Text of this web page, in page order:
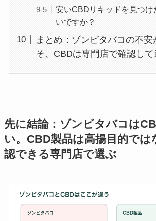
安いCBDリキッドを見つけ
いですか？
まとめ：ゾンビタバコの不安
そ、CBDは専門店で確認して
先に結論：ゾンビタバコは
い。CBD製品は高揚目的では
認できる専門店で選ぶ